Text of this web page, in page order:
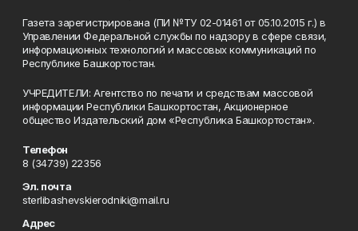
Газета зарегистрирована (ПИ №ТУ 02-01461 от 05.10.2015 г.) в
Управлении Федеральной службы по надзору в сфере связи,
информационных технологий и массовых коммуникаций по
Республике Башкортостан.
УЧРЕДИТЕЛИ: Агентство по печати и средствам массовой
информации Республики Башкортостан, Акционерное
общество Издательский дом «Республика Башкортостан».
Телефон
8 (34739) 22356
Эл. почта
sterlibashevskierodniki@mail.ru
Адрес